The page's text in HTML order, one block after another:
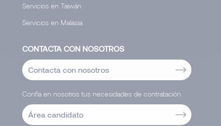
Servicios en Taiwán
Servicios en Malasia
CONTACTA CON NOSOTROS
Contacta con nosotros
Confía en nosotros tus necesidades de contratación
Área candidato